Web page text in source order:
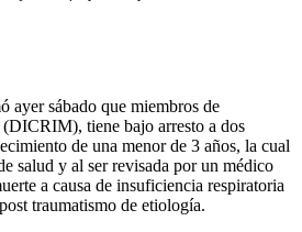
ayer sábado que miembros de
tiene bajo arresto a dos
de una menor de 3 años, la cual
salud y al ser revisada por un médico
a causa de insuficiencia respiratoria
traumatismo de etiología.